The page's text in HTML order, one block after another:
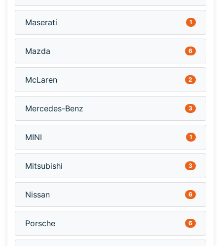
Maserati 1
Mazda 6
McLaren 2
Mercedes-Benz 3
MINI 1
Mitsubishi 3
Nissan 6
Porsche 6